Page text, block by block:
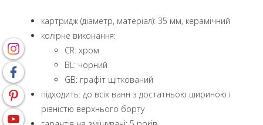
картридж (діаметр, матеріал): 35 мм, керамічний
колірне виконання:
CR: хром
BL: чорний
GB: графіт щіткований
підходить: до всіх ванн з достатньою шириною і
рівністю верхнього борту